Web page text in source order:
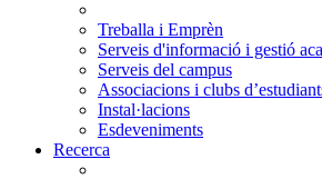
Treballa i Emprèn
Serveis d'informació i gestió
Serveis del campus
Associacions i clubs
Instal·lacions
Esdeveniments
Recerca